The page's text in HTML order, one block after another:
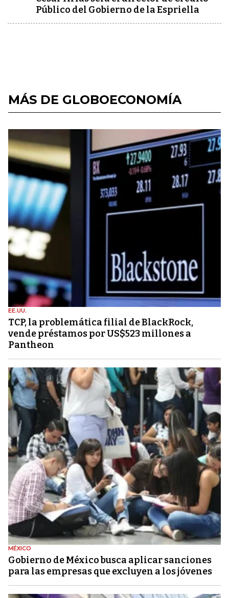
Público del Gobierno de la Espriella
MÁS DE GLOBOECONOMÍA
EE.UU.
TCP, la problemática filial de BlackRock,
vende préstamos por US$523 millones a
Pantheon
MÉXICO
Gobierno de México busca aplicar sanciones
para las empresas que excluyen a los jóvenes